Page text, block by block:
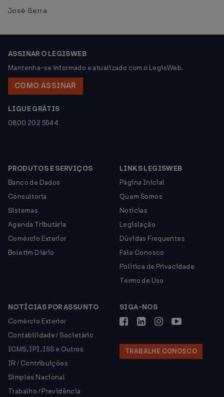
José Serra
ASSINAR O LEGISWEB
Mantenha-se informado e atualizado com o LegisWeb.
COMO ASSINAR
LIGUE GRÁTIS
0800 202 5544
PRODUTOS E SERVIÇOS
Banco de Dados
Consultoria
Sistemas
Agenda Tributária
Comércio Exterior
Boletim Diário
LINKS LEGISWEB
Página Inicial
Quem Somos
Notícias
Legislação
Dúvidas Frequentes
Fale Conosco
Política de Privacidade
Termo de Uso
NOTÍCIAS POR ASSUNTO
Comércio Exterior
Contabilidade / Societário
ICMS, IPI, ISS e Outros
IR / Contribuições
Simples Nacional
Trabalho / Previdência
SIGA-NOS
TRABALHE CONOSCO